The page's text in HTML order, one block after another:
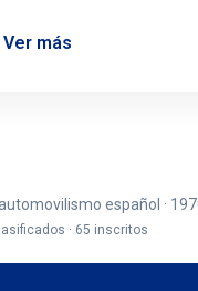
Ver más
español ·
· 65 inscritos